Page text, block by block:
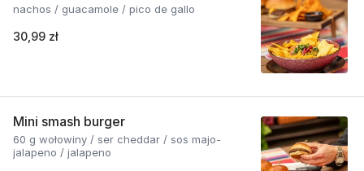
nachos / guacamole / pico de gallo
30,99 zł
Mini smash burger
60 g wołowiny / ser cheddar / sos majo-
jalapeno / jalapeno